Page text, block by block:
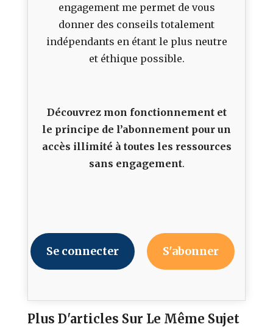
engagement me permet de vous
donner des conseils totalement
indépendants en étant le plus neutre
et éthique possible.
Découvrez mon fonctionnement et
le principe de l’abonnement pour un
accès illimité à toutes les ressources
sans engagement.
Se connecter S'abonner
Plus D'articles Sur Le Même Sujet